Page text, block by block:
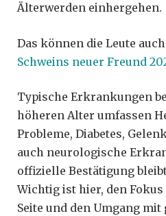
Älterwerden einhergehen.
Das können die Leute
Schweins neuer Freund
Typische Erkrankungen
höheren Alter umfassen
Probleme, Diabetes,
auch neurologische
offizielle Bestätigung
Wichtig ist hier, den
Seite und den Umgang